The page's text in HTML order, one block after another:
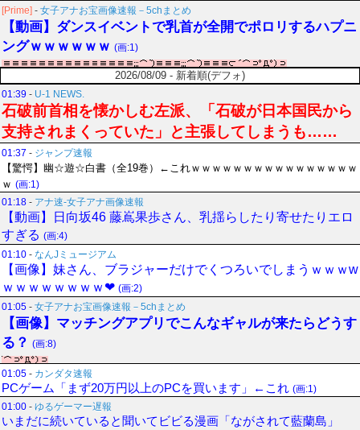
[Prime] - 女子アナお宝画像速報－5chまとめ
【動画】ダンスイベントで乳首が全開でポロリするハプニ
ングｗｗｗｗｗｗ (画:1)
2026/08/09 - 新着順(デフォ)
01:39 - U-1 NEWS.
石破前首相を懐かしむ左派、「石破が日本国民から
支持されまくっていた」と主張してしまうも……
01:37 - ジャンプ速報
【驚愕】幽☆遊☆白書（全19巻）←これｗｗｗｗｗｗｗｗｗｗｗｗｗｗｗｗ
ｗ (画:1)
01:18 - アナ速‐女子アナ画像速報
【動画】日向坂46 藤嶌果歩さん、乳揺らしたり寄せたりエロ
すぎる (画:4)
01:10 - なんJミュージアム
【画像】妹さん、ブラジャーだけでくつろいでしまうｗｗｗw
ｗｗｗｗｗｗｗｗ❤ (画:2)
01:05 - 女子アナお宝画像速報－5chまとめ
【画像】マッチングアプリでこんなギャルが来たらどうす
る？ (画:8)
01:05 - カンダタ速報
PCゲーム「まず20万円以上のPCを買います」←これ (画:1)
01:00 - ゆるゲーマー遅報
いまだに続いていると聞いてビビる漫画「ながされて藍蘭島」